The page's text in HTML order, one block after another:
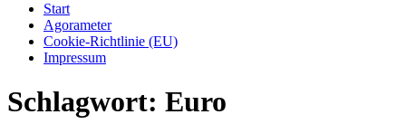
Start
Agorameter
Cookie-Richtlinie (EU)
Impressum
Schlagwort: Euro